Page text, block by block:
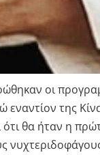
οι
της
θα ήταν η